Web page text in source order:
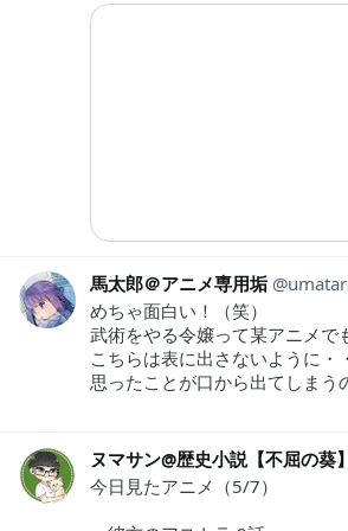
馬太郎＠アニメ専用垢
めちゃ面白い！（笑）
武術をやる令嬢って某アニメで
こちらは表に出さないように・
思ったことが口から出てしまう
今日見たアニメ（5/7）